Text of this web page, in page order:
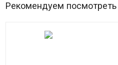
Рекомендуем посмотреть